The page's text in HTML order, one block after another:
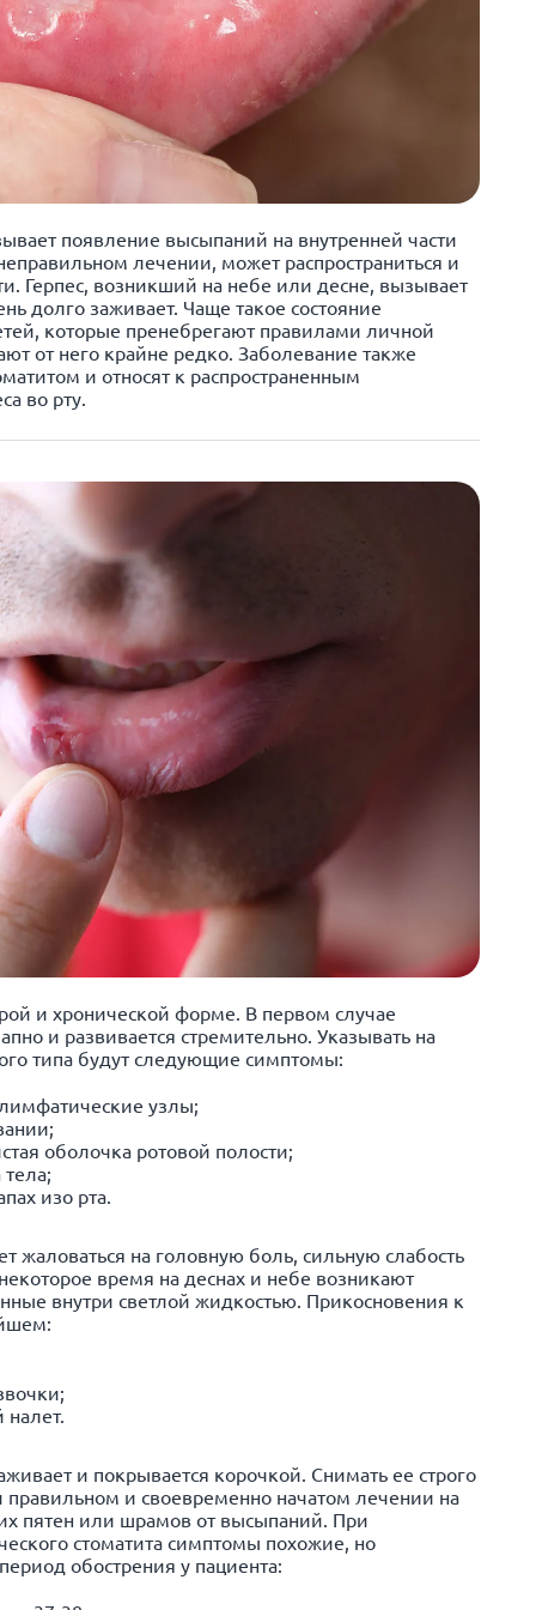
появление высыпаний на внутренней части
лечении, может распространиться и
Герпес, возникший на небе или десне, вызывает
долго заживает. Чаще такое состояние
которые пренебрегают правилами личной
от него крайне редко. Заболевание также
и относят к распространенным
во рту.
и хронической форме. В первом случае
и развивается стремительно. Указывать на
типа будут следующие симптомы:
узлы;
оболочка ротовой полости;
изо рта.
жаловаться на головную боль, сильную слабость
время на деснах и небе возникают
внутри светлой жидкостью. Прикосновения к
и покрывается корочкой. Снимать ее строго
и своевременно начатом лечении на
пятен или шрамов от высыпаний. При
стоматита симптомы похожие, но
обострения у пациента: